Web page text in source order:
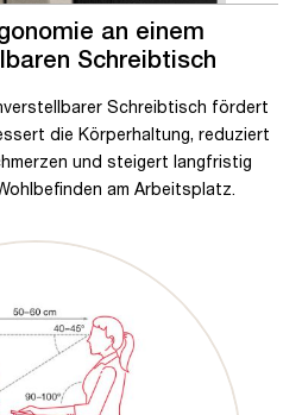
an einem
Schreibtisch
Schreibtisch fördert
die Körperhaltung, reduziert
und steigert langfristig
am Arbeitsplatz.